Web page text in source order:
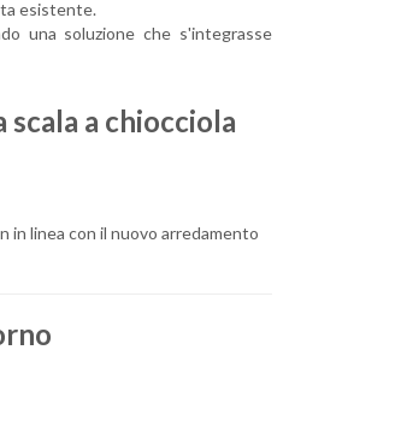
esistente.
una soluzione che s'integrasse
a chiocciola
in linea con il nuovo arredamento